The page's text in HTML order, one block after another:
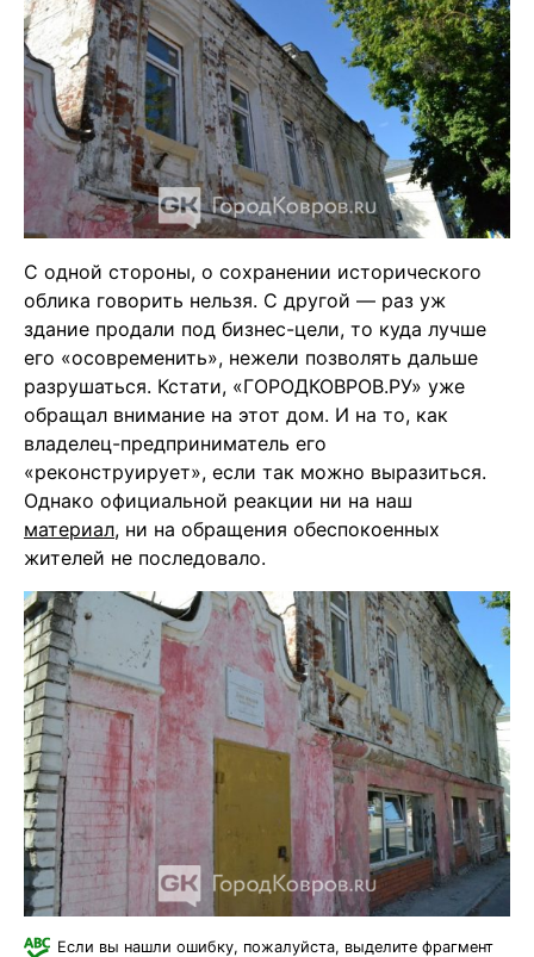
С одной стороны, о сохранении исторического
облика говорить нельзя. С другой — раз уж
здание продали под бизнес-цели, то куда лучше
его «осовременить», нежели позволять дальше
разрушаться. Кстати, «ГОРОДКОВРОВ.РУ» уже
обращал внимание на этот дом. И на то, как
владелец-предприниматель его
«реконструирует», если так можно выразиться.
Однако официальной реакции ни на наш
материал, ни на обращения обеспокоенных
жителей не последовало.
Если вы нашли ошибку, пожалуйста, выделите фрагмент